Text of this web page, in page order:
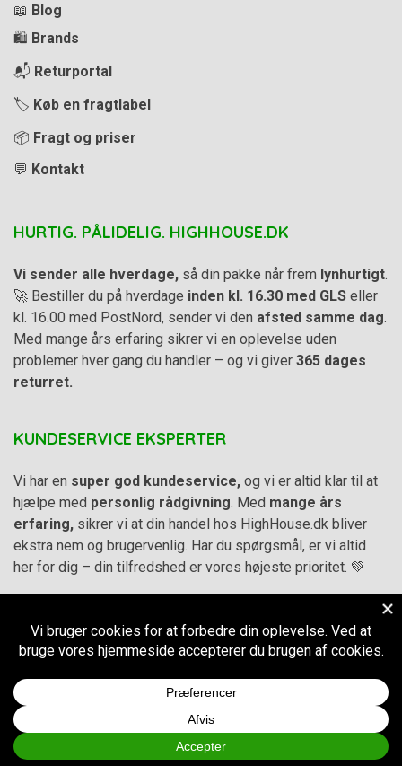
📖 Blog
🛍️ Brands
📬 Returportal
🏷️ Køb en fragtlabel
📦 Fragt og priser
💬 Kontakt
HURTIG. PÅLIDELIG. HIGHHOUSE.DK
Vi sender alle hverdage, så din pakke når frem lynhurtigt
🚀 Bestiller du på hverdage inden kl. 16.30 med GLS eller
kl. 16.00 med PostNord, sender vi den afsted samme dag
Med mange års erfaring sikrer vi en oplevelse uden
problemer hver gang du handler – og vi giver 365 dages
returret.
KUNDESERVICE EKSPERTER
Vi har en super god kundeservice, og vi er altid klar til at
hjælpe med personlig rådgivning . Med mange års
erfaring, sikrer vi at din handel hos HighHouse.dk bliver
ekstra nem og brugervenlig. Har du spørgsmål, er vi altid
her for dig – din tilfredshed er vores højeste prioritet. 💚
Handelsbetingelser–
Cookie- og privatlivspolitik
HighHouse.dk